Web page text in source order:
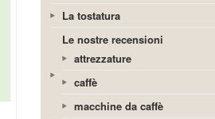
La tostatura
Le nostre recensioni
attrezzature
caffè
macchine da caffè